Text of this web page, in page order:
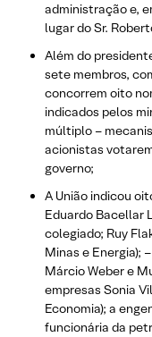
administração e,
lugar do Sr.
Além do
sete membros,
concorrem oito
indicados pelos
múltiplo –
acionistas
governo;
A União indicou
Eduardo Bacellar
colegiado; Ruy
Minas e Energia);
Márcio Weber e
empresas Sonia
Economia); a
funcionária da